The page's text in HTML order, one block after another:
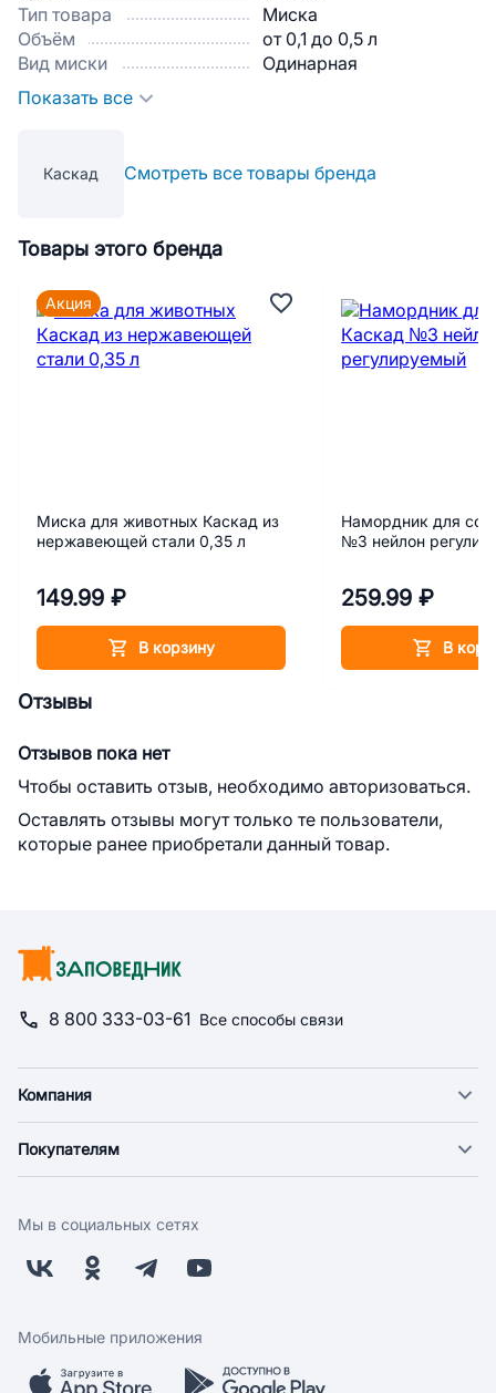
Тип товара
Миска
Объём
от 0,1 до 0,5 л
Вид миски
Одинарная
Показать все
Каскад Смотреть все товары бренда
Товары этого бренда
Миска для животных Каскад из
нержавеющей стали 0,35 л
149.99 ₽
В корзину
Акция
Намордник для
№3 нейлон
259.99 ₽
В
Отзывы
Отзывов пока нет
Чтобы оставить отзыв, необходимо авторизоваться.
Оставлять отзывы могут только те пользователи,
которые ранее приобретали данный товар.
8 800 333-03-61 Все способы связи
Компания
Новости
Поставщикам
Заводчикам
Обратная связь
Покупателям
Оплата
Бонусная программа
Скидки и акции
Мобильное приложение
Мы в социальных сетях
Мобильные приложения